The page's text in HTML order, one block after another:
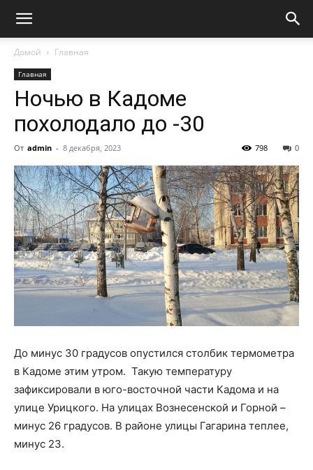
Домой Главная
Главная
Ночью в Кадоме
похолодало до -30
От admin - 8 декабря, 2023 0
798
До минус 30 градусов опустился столбик термометра
в Кадоме этим утром. Такую температуру
зафиксировали в юго-восточной части Кадома и на
улице Урицкого. На улицах Вознесенской и Горной –
минус 26 градусов. В районе улицы Гагарина теплее,
минус 23.